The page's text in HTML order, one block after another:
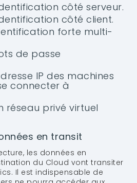
côté serveur.
côté client.
forte multi-
de passe
IP des machines
connecter à
réseau privé virtuel
en transit
les données en
du Cloud vont transiter
Il est indispensable de